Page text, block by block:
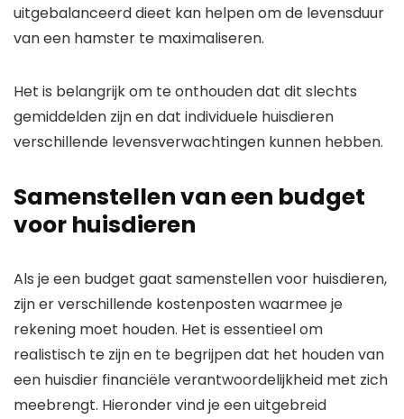
uitgebalanceerd dieet kan helpen om de levensduur
van een hamster te maximaliseren.
Het is belangrijk om te onthouden dat dit slechts
gemiddelden zijn en dat individuele huisdieren
verschillende levensverwachtingen kunnen hebben.
Samenstellen van een budget
voor huisdieren
Als je een budget gaat samenstellen voor huisdieren,
zijn er verschillende kostenposten waarmee je
rekening moet houden. Het is essentieel om
realistisch te zijn en te begrijpen dat het houden van
een huisdier financiële verantwoordelijkheid met zich
meebrengt. Hieronder vind je een uitgebreid